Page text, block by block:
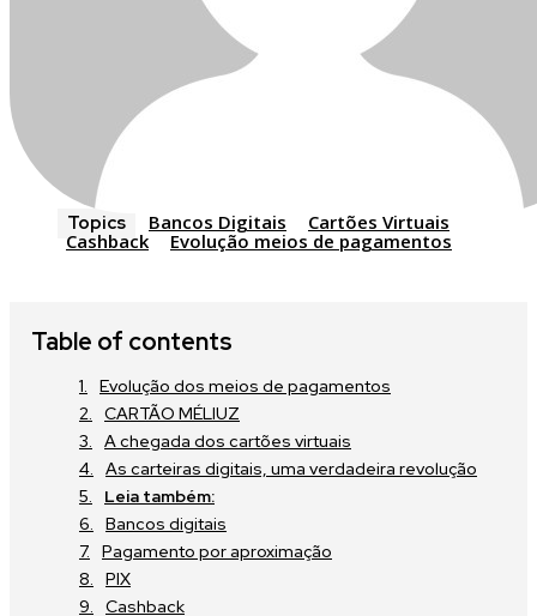
Topics Bancos Digitais
Cartões Virtuais
Cashback
Evolução meios de pagamentos
Table of contents
Evolução dos meios de pagamentos
CARTÃO MÉLIUZ
A chegada dos cartões virtuais
As carteiras digitais, uma verdadeira revolução
Leia também:
Bancos digitais
Pagamento por aproximação
PIX
Cashback